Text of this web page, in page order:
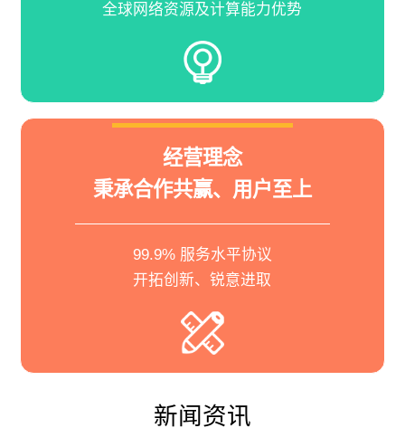
全球网络资源及计算能力优势
经营理念
秉承合作共赢、用户至上
99.9% 服务水平协议
开拓创新、锐意进取
新闻资讯